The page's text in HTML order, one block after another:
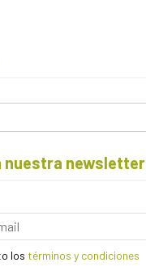
nuestra newsletter
los términos y condiciones